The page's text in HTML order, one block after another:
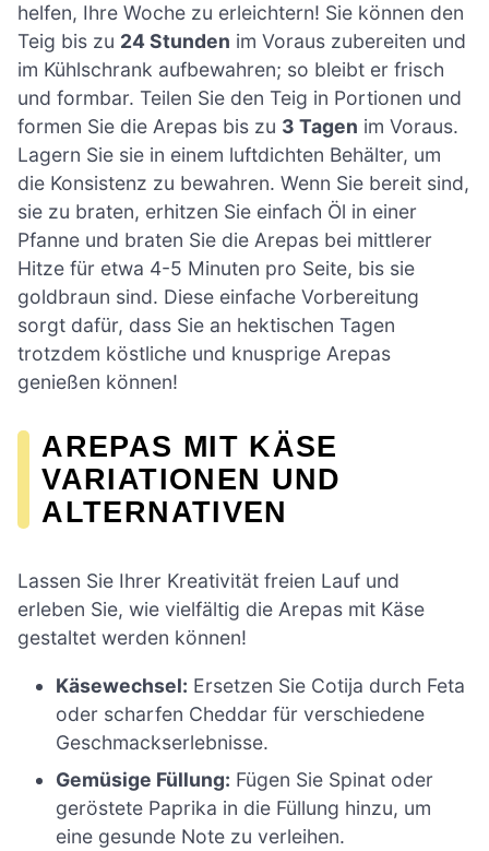
helfen, Ihre Woche zu erleichtern! Sie können den
Teig bis zu 24 Stunden im Voraus zubereiten und
im Kühlschrank aufbewahren; so bleibt er frisch
und formbar. Teilen Sie den Teig in Portionen und
formen Sie die Arepas bis zu 3 Tagen im Voraus.
Lagern Sie sie in einem luftdichten Behälter, um
die Konsistenz zu bewahren. Wenn Sie bereit sind,
sie zu braten, erhitzen Sie einfach Öl in einer
Pfanne und braten Sie die Arepas bei mittlerer
Hitze für etwa 4-5 Minuten pro Seite, bis sie
goldbraun sind. Diese einfache Vorbereitung
sorgt dafür, dass Sie an hektischen Tagen
trotzdem köstliche und knusprige Arepas
genießen können!
AREPAS MIT KÄSE
VARIATIONEN UND
ALTERNATIVEN
Lassen Sie Ihrer Kreativität freien Lauf und
erleben Sie, wie vielfältig die Arepas mit Käse
gestaltet werden können!
Käsewechsel: Ersetzen Sie Cotija durch Feta
oder scharfen Cheddar für verschiedene
Geschmackserlebnisse.
Gemüsige Füllung: Fügen Sie Spinat oder
geröstete Paprika in die Füllung hinzu, um
eine gesunde Note zu verleihen.